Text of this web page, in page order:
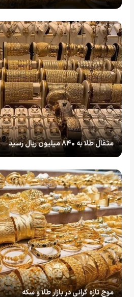
مثقال طلا به ۸۴۰ میلیون ریال رسید
موج تازه گرانی در بازار طلا و سکه